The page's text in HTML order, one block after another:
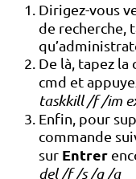
Dirigez-vous
de recherche,
De là, tapez
cmd et
taskkill /f /im
Enfin, pour
commande
sur Entrer
del /f /s /q /a